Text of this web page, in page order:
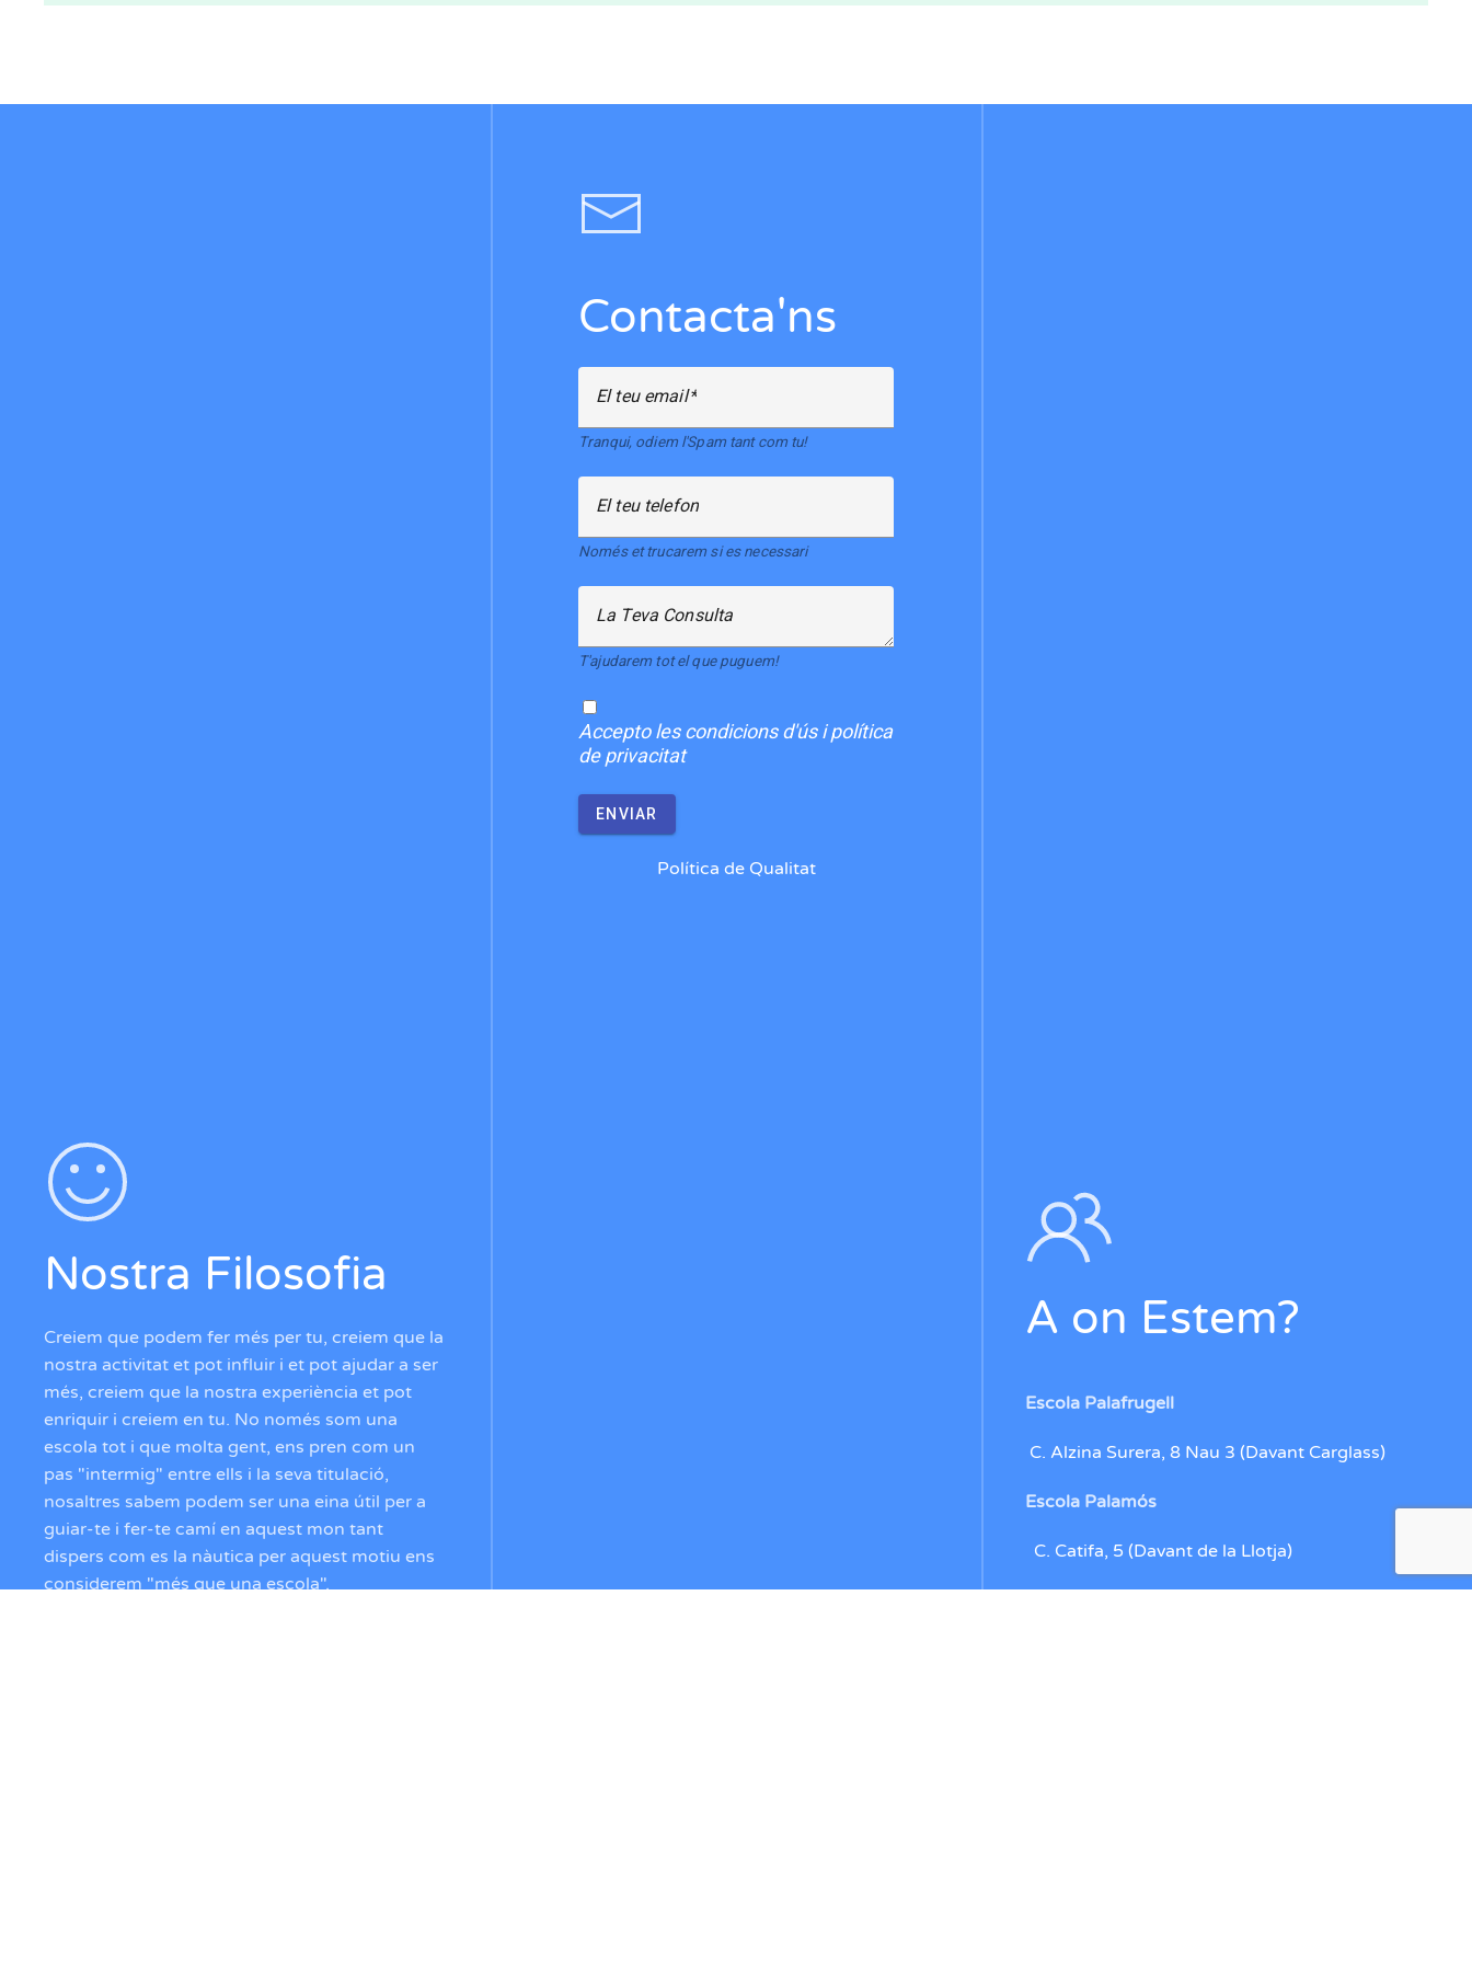
Nostra Filosofia
Creiem que podem fer més per tu, creiem que la
nostra activitat et pot influir i et pot ajudar a ser
més, creiem que la nostra experiència et pot
enriquir i creiem en tu. No només som una
escola tot i que molta gent, ens pren com un
pas "intermig" entre ells i la seva titulació,
nosaltres sabem podem ser una eina útil per a
guiar-te i fer-te camí en aquest mon tant
dispers com es la nàutica per aquest motiu ens
considerem "més que una escola".
Contacta'ns
El teu email
Tranqui, odiem l'Spam tant com tu!
El teu telefon
Només et trucarem si es necessari
La Teva Consulta
T'ajudarem tot el que puguem!
Acceptoles condicions d'ús i política
de privacitat
ENVIAR
Política de Qualitat
A on Estem?
Escola Palafrugell
C. Alzina Surera, 8 Nau 3 (Davant Carglass)
Escola Palamós
C. Catifa, 5 (Davant de la Llotja)